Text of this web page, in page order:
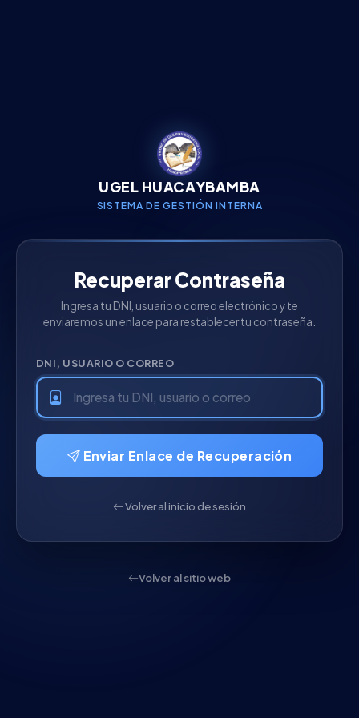
UGEL HUACAYBAMBA
SISTEMA DE GESTIÓN INTERNA
Recuperar Contraseña
Ingresa tu DNI, usuario o correo electrónico y te
enviaremos un enlace para restablecer tu contraseña.
DNI, USUARIO O CORREO
Enviar Enlace de Recuperación
Volver al inicio de sesión
Volver al sitio web